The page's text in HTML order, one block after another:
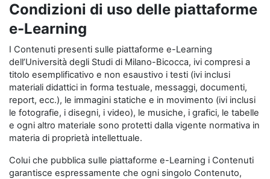
Condizioni di uso delle piattaforme
e-Learning
I Contenuti presenti sulle piattaforme e-Learning
dell’Università degli Studi di Milano-Bicocca, ivi compresi a
titolo esemplificativo e non esaustivo i testi (ivi inclusi
materiali didattici in forma testuale, messaggi, documenti,
report, ecc.), le immagini statiche e in movimento (ivi inclusi
le fotografie, i disegni, i video), le musiche, i grafici, le tabelle
e ogni altro materiale sono protetti dalla vigente normativa in
materia di proprietà intellettuale.
Colui che pubblica sulle piattaforme e-Learning i Contenuti
garantisce espressamente che ogni singolo Contenuto,